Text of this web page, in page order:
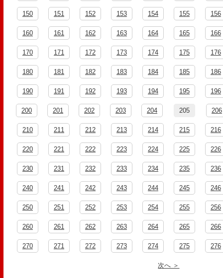
150 151 152 153 154 155 156
160 161 162 163 164 165 166
170 171 172 173 174 175 176
180 181 182 183 184 185 186
190 191 192 193 194 195 196
200 201 202 203 204 205 206
210 211 212 213 214 215 216
220 221 222 223 224 225 226
230 231 232 233 234 235 236
240 241 242 243 244 245 246
250 251 252 253 254 255 256
260 261 262 263 264 265 266
270 271 272 273 274 275 276
次へ ＞